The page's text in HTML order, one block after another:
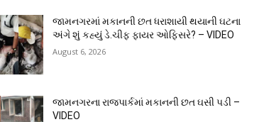
જામનગરમાં મકાનની છત ધરાશાયી થયાની ઘટના
અંગે શું કહ્યું ડે.ચીફ ફાયર ઓફિસરે? – VIDEO
August 6, 2026
જામનગરના રાજપાર્કમાં મકાનની છત ઘસી પડી –
VIDEO